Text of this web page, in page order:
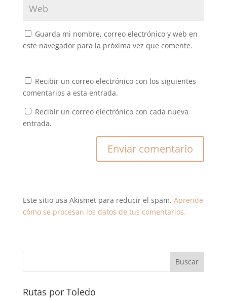
Guarda mi nombre, correo electrónico y web en
este navegador para la próxima vez que comente.
Recibir un correo electrónico con los siguientes
comentarios a esta entrada.
Recibir un correo electrónico con cada nueva
entrada.
Este sitio usa Akismet para reducir el spam. Aprende
cómo se procesan los datos de tus comentarios.
Rutas por Toledo